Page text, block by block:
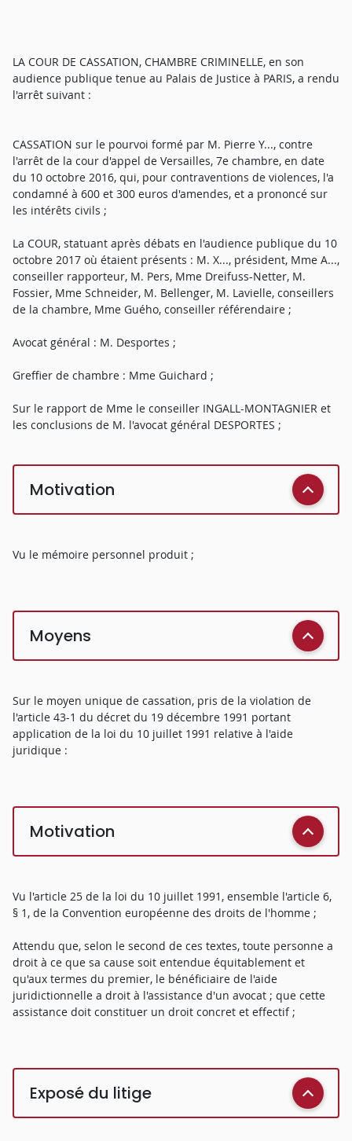
LA COUR DE CASSATION, CHAMBRE CRIMINELLE, en son
audience publique tenue au Palais de Justice à PARIS, a rendu
l'arrêt suivant :
CASSATION sur le pourvoi formé par M. Pierre Y..., contre
l'arrêt de la cour d'appel de Versailles, 7e chambre, en date
du 10 octobre 2016, qui, pour contraventions de violences, l'a
condamné à 600 et 300 euros d'amendes, et a prononcé sur
les intérêts civils ;
La COUR, statuant après débats en l'audience publique du 10
octobre 2017 où étaient présents : M. X..., président, Mme A...,
conseiller rapporteur, M. Pers, Mme Dreifuss-Netter, M.
Fossier, Mme Schneider, M. Bellenger, M. Lavielle, conseillers
de la chambre, Mme Guého, conseiller référendaire ;
Avocat général : M. Desportes ;
Greffier de chambre : Mme Guichard ;
Sur le rapport de Mme le conseiller INGALL-MONTAGNIER et
les conclusions de M. l'avocat général DESPORTES ;
Motivation
Vu le mémoire personnel produit ;
Moyens
Sur le moyen unique de cassation, pris de la violation de
l'article 43-1 du décret du 19 décembre 1991 portant
application de la loi du 10 juillet 1991 relative à l'aide
juridique :
Motivation
Vu l'article 25 de la loi du 10 juillet 1991, ensemble l'article 6,
§ 1, de la Convention européenne des droits de l'homme ;
Attendu que, selon le second de ces textes, toute personne a
droit à ce que sa cause soit entendue équitablement et
qu'aux termes du premier, le bénéficiaire de l'aide
juridictionnelle a droit à l'assistance d'un avocat ; que cette
assistance doit constituer un droit concret et effectif ;
Exposé du litige